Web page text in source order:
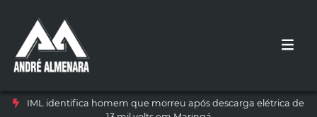
IML identifica homem que morreu após descarga elétrica de